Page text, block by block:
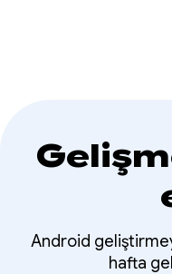
Android
hafta